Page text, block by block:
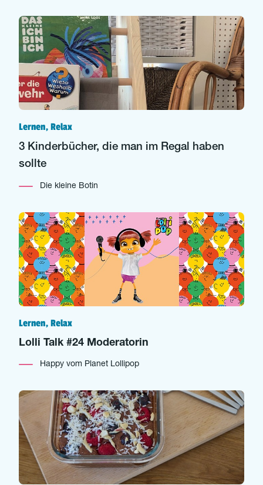
Lernen, Relax
3 Kinderbücher, die man im Regal haben
sollte
Die kleine Botin
Lernen, Relax
Lolli Talk #24 Moderatorin
Happy vom Planet Lollipop